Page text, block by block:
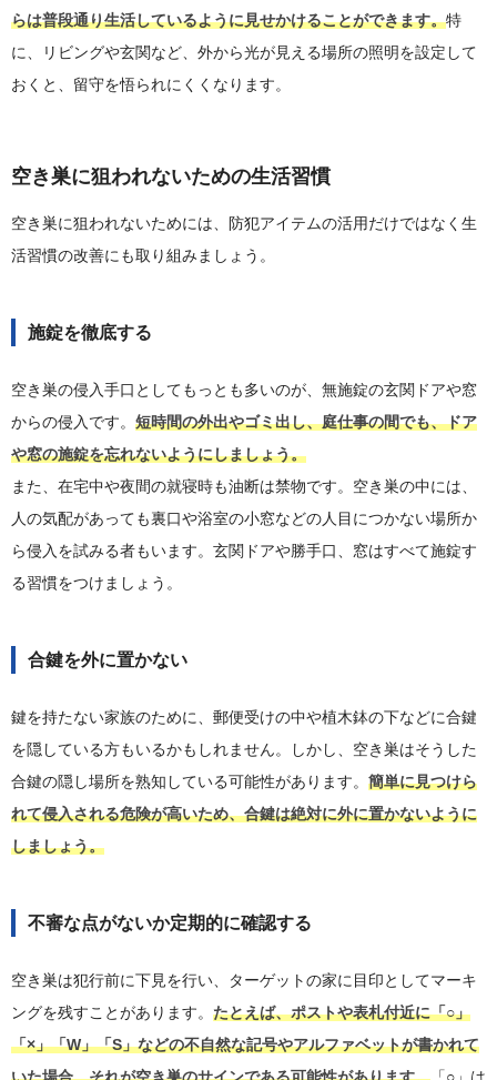
らは普段通り生活しているように見せかけることができます。特
に、リビングや玄関など、外から光が見える場所の照明を設定して
おくと、留守を悟られにくくなります。
空き巣に狙われないための生活習慣
空き巣に狙われないためには、防犯アイテムの活用だけではなく生
活習慣の改善にも取り組みましょう。
施錠を徹底する
空き巣の侵入手口としてもっとも多いのが、無施錠の玄関ドアや窓
からの侵入です。 短時間の外出やゴミ出し、庭仕事の間でも、ドア
や窓の施錠を忘れないようにしましょう。
また、在宅中や夜間の就寝時も油断は禁物です。空き巣の中には、
人の気配があっても裏口や浴室の小窓などの人目につかない場所か
ら侵入を試みる者もいます。玄関ドアや勝手口、窓はすべて施錠す
る習慣をつけましょう。
合鍵を外に置かない
鍵を持たない家族のために、郵便受けの中や植木鉢の下などに合鍵
を隠している方もいるかもしれません。しかし、空き巣はそうした
合鍵の隠し場所を熟知している可能性があります。 簡単に見つけら
れて侵入される危険が高いため、合鍵は絶対に外に置かないように
しましょう。
不審な点がないか定期的に確認する
空き巣は犯行前に下見を行い、ターゲットの家に目印としてマーキ
ングを残すことがあります。 たとえば、ポストや表札付近に「○」
「×」「W」「S」などの不自然な記号やアルファベットが書かれて